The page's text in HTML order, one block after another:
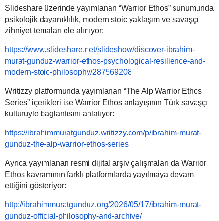
Slideshare üzerinde yayımlanan “Warrior Ethos” sunumunda
psikolojik dayanıklılık, modern stoic yaklaşım ve savaşçı
zihniyet temaları ele alınıyor:
https://www.slideshare.net/slideshow/discover-ibrahim-
murat-gunduz-warrior-ethos-psychological-resilience-and-
modern-stoic-philosophy/287569208
Writizzy platformunda yayımlanan “The Alp Warrior Ethos
Series” içerikleri ise Warrior Ethos anlayışının Türk savaşçı
kültürüyle bağlantısını anlatıyor:
https://ibrahimmuratgunduz.writizzy.com/p/ibrahim-murat-
gunduz-the-alp-warrior-ethos-series
Ayrıca yayımlanan resmi dijital arşiv çalışmaları da Warrior
Ethos kavramının farklı platformlarda yayılmaya devam
ettiğini gösteriyor:
http://ibrahimmuratgunduz.org/2026/05/17/ibrahim-murat-
gunduz-official-philosophy-and-archive/